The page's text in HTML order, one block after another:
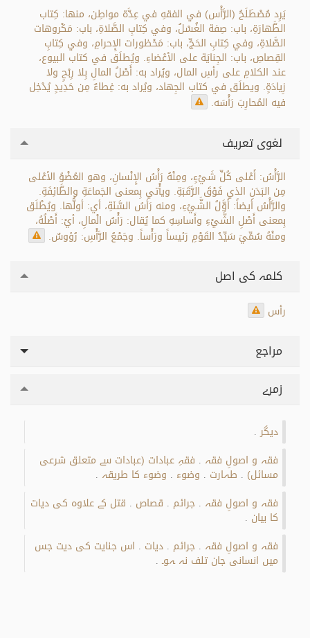
يَرِد مُصْطَلَحُ (الرَّأْس) في الفقهِ في عِدَّة مواطِن، منها: كِتاب
الطَّهارَةِ، باب: صِفة الغُسْلُ، وفي كِتابِ الصَّلاةِ، باب: مَكْروهات
الصَّلاةِ، وفي كِتابِ الحَجِّ، باب: مَحْظورات الإِحرامِ، وفي كِتابِ
القِصاصِ، باب: الجِنايَة على الأعْضاءِ. ويُطلَق في كتاب البيوع،
عند الكلامِ على رأسِ المال، ويُراد به: أَصْلُ المالِ بِلا رِبْحٍ ولا
زِيادَةٍ. ويطلَق في كتاب الجِهاد، ويُراد به: غِطاءٌ مِن حَدِيدٍ يُدْخِل
فيه المُحارِبَ رَأْسَه.
لغوی تعریف
الرَّأْسُ: أَعْلى كُلِّ شَيْءٍ، ومِنْهُ رَأْسُ الإِنْسانِ، وهو العُضْوُ الأعْلى
مِن البَدَنِ الذي فَوْقَ الرَّقَبَةِ. ويأْتي بِمعنى الجَماعَةِ والطَّائِفَةِ.
والرَّأْسُ أيضاً: أَوَّلُ الشَّيْءِ، ومنه رَأسُ السَّنَةِ، أي: أولُّها. ويُطْلَق
بِمعنى أَصْلِ الشَّيْءِ وأَساسِهِ كما يُقال: رَأْسُ الْمالِ، أيْ: أَصْلُهُ،
ومنْهُ سُمِّيَ سَيِّدُ القَوْمِ رَئيساً ورَأْساً. وجَمْعُ الرَّأْسِ: رُؤوسٌ.
کلمہ کی اصل
رأس
مراجع
زمرے
دیگر
فقہ و اصولِ فقہ فقہِ عبادات (عبادات سے متعلق شرعی
مسائل) طہارت وضوء وضوء کا طریقہ
فقہ و اصولِ فقہ جرائم قصاص قتل کے علاوہ کی دیات
کا بیان
فقہ و اصولِ فقہ جرائم دیات اس جنایت کی دیت جس
میں انسانی جان تلف نہ ہو۔